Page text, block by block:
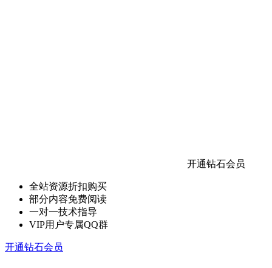
开通钻石会员
全站资源折扣购买
部分内容免费阅读
一对一技术指导
VIP用户专属QQ群
开通钻石会员